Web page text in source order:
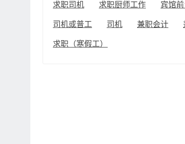
求职司机 求职厨师工作 宾馆
司机或普工 司机 兼职会计
求职（寒假工）